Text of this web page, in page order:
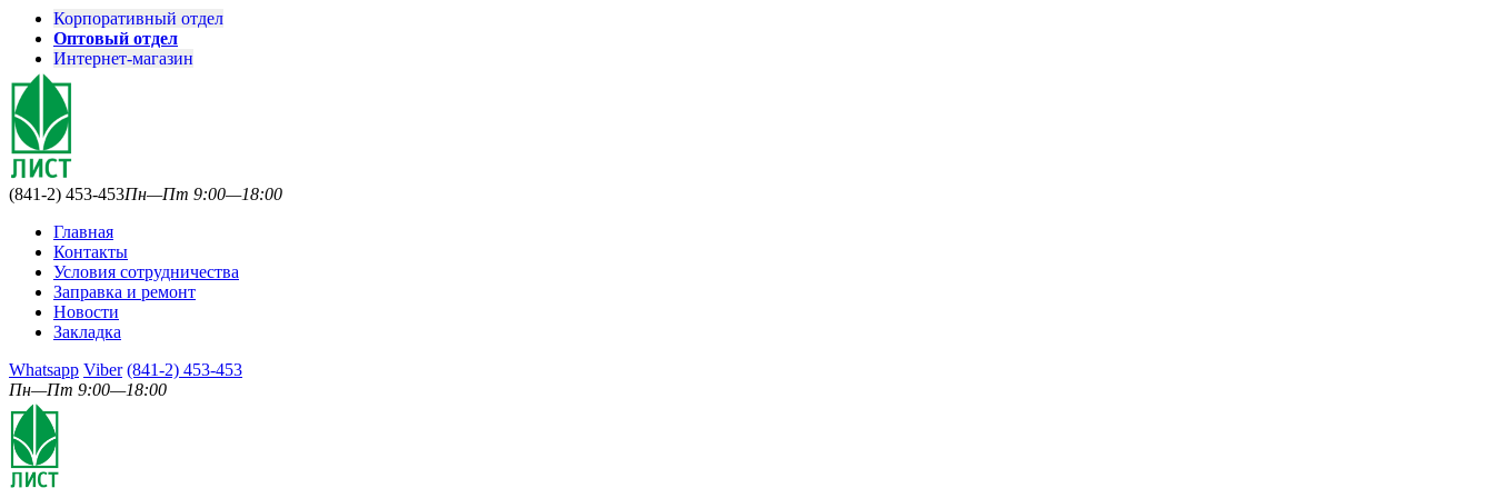
Корпоративный отдел
Оптовый отдел
Интернет-магазин
(841-2) 453-453Пн—Пт 9:00—18:00
Главная
Контакты
Условия сотрудничества
Заправка и ремонт
Новости
Закладка
Whatsapp Viber (841-2) 453-453
Пн—Пт 9:00—18:00